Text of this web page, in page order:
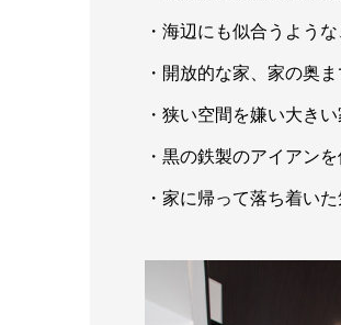
・海辺にも似合うよう
・開放的な家、家の奥
・狭い空間を嫌い大き
・黒の鉄製のアイアン
・家に帰って落ち着い